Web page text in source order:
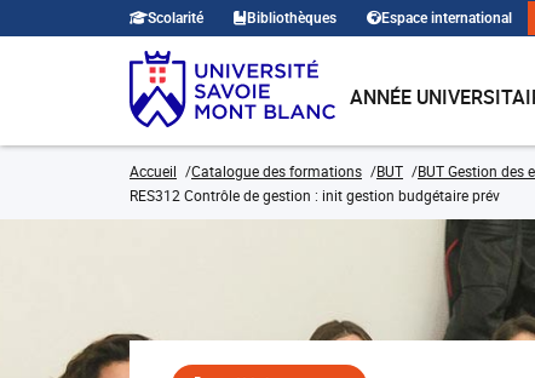
Scolarité Bibliothèques Espace international
ANNÉE
Accueil Catalogue des formations BUT BUT Gestion des
RES312 Contrôle de gestion : init gestion budgétaire prév